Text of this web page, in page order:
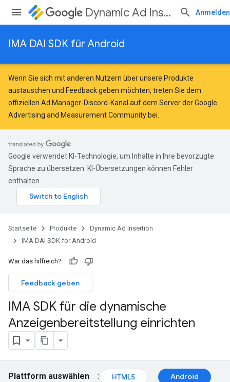
Dynamic Ad Insertion Anmelden
IMA DAI SDK für Android
Wenn Sie sich mit anderen Nutzern über unsere Produkte
austauschen und Feedback geben möchten, treten Sie dem
offiziellen Ad Manager-Discord-Kanal auf dem Server derGoogle
Advertising and Measurement Community bei.
Google verwendet KI-Technologie, um Inhalte in Ihre bevorzugte
Sprache zu übersetzen. KI-Übersetzungen können Fehler
enthalten.
Startseite Produkte
Dynamic Ad Insertion
IMA DAI SDK for Android
War das hilfreich?
Feedback geben
IMA SDK für die dynamische
Anzeigenbereitstellung einrichten
Plattform auswählen : HTML5
Android